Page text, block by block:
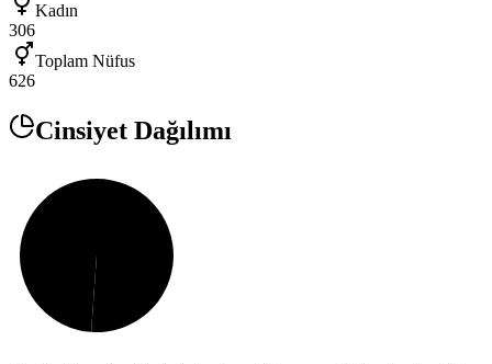
Kadın
306
Toplam Nüfus
626
Cinsiyet Dağılımı